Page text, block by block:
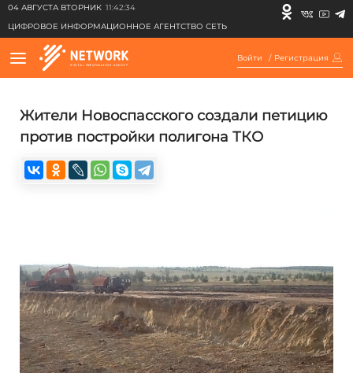
04 АВГУСТА ВТОРНИК 11:42:34
ЦИФРОВОЕ ИНФОРМАЦИОННОЕ АГЕНТСТВО СЕТЬ
Войти / Регистрация
Жители Новоспасского создали петицию
против постройки полигона ТКО